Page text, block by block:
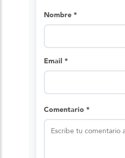
Nombre *
Email *
Comentario *